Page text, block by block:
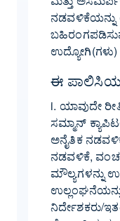
ನಡವಳಿಕೆಯನ್ನು
ಉದ್ಯೋಗಿ(ಗಳು)
ಈ ಪಾಲಿಸಿಯ
i. ಯಾವುದೇ
ಸಮ್ಮಾನ್
ಅನೈತಿಕ
ನಡವಳಿಕೆ,
ಮೌಲ್ಯಗಳನ್ನು
ನಿರ್ದೇಶಕರು/